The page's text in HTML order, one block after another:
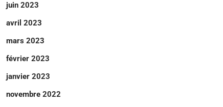
juin 2023
avril 2023
mars 2023
février 2023
janvier 2023
novembre 2022